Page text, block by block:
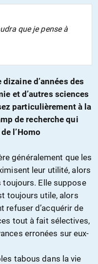
que je pense à
d’années des
et d’autres sciences
particulièrement à la
de recherche qui
l’Homo
généralement que les
leur utilité, alors
toujours. Elle suppose
toujours utile, alors
refuser d’acquérir de
tout à fait sélectives,
erronées sur eux-
tabous dans la vie